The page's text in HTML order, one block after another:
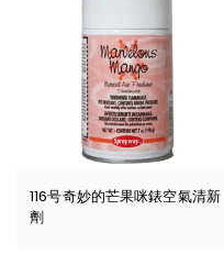
116号奇妙的芒果咪錶空氣清新
劑